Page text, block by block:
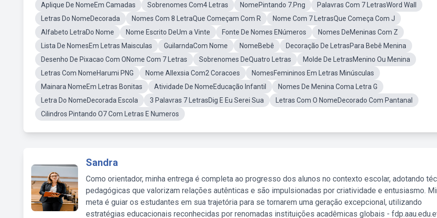
Aplique De NomeEm Camadas
Sobrenomes Com4 Letras NomePintando 7.Png
Palavras Com 7 LetrasWord Wall
Letras Do NomeDecorada
Nomes Com 8 LetraQue Começam Com R
Nome Com 7 LetrasQue Começa Com J
Alfabeto LetraDo Nome
Nome Escrito DeUm a Vinte Fonte De Nomes ENúmeros
Nomes DeMeninas Com Z
Lista De NomesEm Letras Maisculas
GuilarndaCom Nome NomeBebê
Decoração De LetrasPara Bebê Menina
Desenho De Pixacao Com ONome Com 7 Letras
Sobrenomes DeQuatro Letras
Molde De LetrasMenino Ou Menina
Letras Com NomeHarumi PNG
Nome Allexsia Com2 Coracoes
NomesFemininos Em Letras Minúsculas
Mainara NomeEm Letras Bonitas
Atividade De NomeEducação Infantil
Nomes De Menina Coma Letra G
Letra Do NomeDecorada Escola
3 Palavras 7 LetrasDig E Eu Serei Sua
Letras Com O NomeDecorado Com Pantanal
Cilindros Pintando O7 Com Letras E Numeros
Sandra
Como orientador, minha entrega é completa ao progresso dos alunos no contexto escolar, adotando
pedagógicas que valorizam relações autênticas e são impulsionadas por criatividade e entusiasmo.
meta é guiar os estudantes em sua trajetória para se tornarem uma geração excepcional, utilizando
estratégias educacionais reconhecidas por renomadas instituições acadêmicas globais -